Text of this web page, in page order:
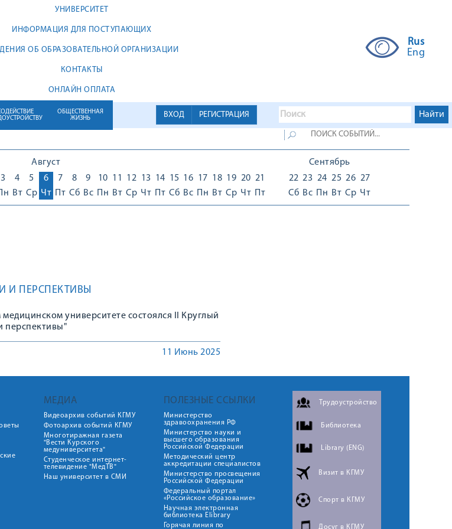
УНИВЕРСИТЕТ
ИНФОРМАЦИЯ ДЛЯ ПОСТУПАЮЩИХ
ОБ ОБРАЗОВАТЕЛЬНОЙ ОРГАНИЗАЦИИ
КОНТАКТЫ
ОНЛАЙН ОПЛАТА
Rus
Eng
ВХОД РЕГИСТРАЦИЯ
ОБЩЕСТВЕННАЯ
ЖИЗНЬ
Август
3
4
Вт
5
Ср
6
Чт
7
Пт
8
Сб
9
Вс
10
Пн
11
Вт
12
Ср
13
Чт
14
Пт
15
Сб
16
Вс
17
Пн
18
Вт
19
Ср
20
Чт
21
Пт
Сентябрь
22
Сб
23
Вс
24
Пн
25
Вт
26
Ср
27
Чт
И ПЕРСПЕКТИВЫ
университете состоялся II Круглый
перспективы"
11 Июнь 2025
МЕДИА
Видеоархив событий КГМУ
Фотоархив событий КГМУ
Многотиражная газета
"Вести Курского
медуниверситета"
Студенческое интернет-
телевидение "МедТВ"
Наш университет в СМИ
ПОЛЕЗНЫЕ ССЫЛКИ
Министерство
здравоохранения РФ
Министерство науки и
высшего образования
Российской Федерации
Методический центр
аккредитации специалистов
Министерство просвещения
Российской Федерации
Федеральный портал
«Российское образование»
Научная электронная
библиотека Elibrary
Горячая линия по
Трудоустройство
Библиотека
Library (ENG)
Визит в КГМУ
Спорт в КГМУ
Досуг в КГМУ